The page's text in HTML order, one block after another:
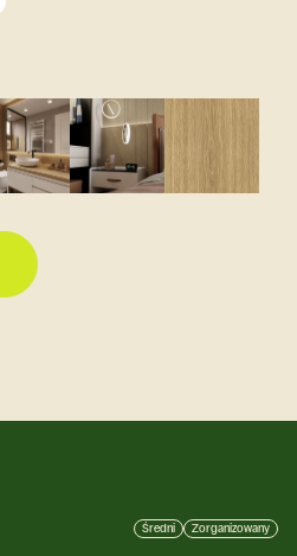
Średni Zorganizowany